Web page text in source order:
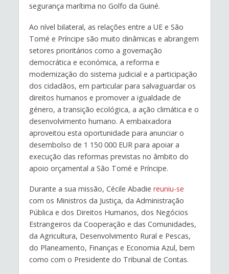
segurança marítima no Golfo da Guiné.
Ao nível bilateral, as relações entre a UE e São
Tomé e Príncipe são muito dinâmicas e abrangem
setores prioritários como a governação
democrática e económica, a reforma e
modernização do sistema judicial e a participação
dos cidadãos, em particular para salvaguardar os
direitos humanos e promover a igualdade de
género, a transição ecológica, a ação climática e o
desenvolvimento humano. A embaixadora
aproveitou esta oportunidade para anunciar o
desembolso de 1 150 000 EUR para apoiar a
execução das reformas previstas no âmbito do
apoio orçamental a São Tomé e Príncipe.
Durante a sua missão, Cécile Abadie reuniu-se
com os Ministros da Justiça, da Administração
Pública e dos Direitos Humanos, dos Negócios
Estrangeiros da Cooperação e das Comunidades,
da Agricultura, Desenvolvimento Rural e Pescas,
do Planeamento, Finanças e Economia Azul, bem
como com o Presidente do Tribunal de Contas.